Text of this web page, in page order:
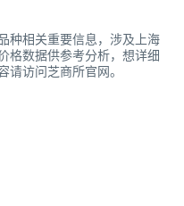
种相关重要信息，涉及上海
格数据供参考分析，想详细
请访问芝商所官网。